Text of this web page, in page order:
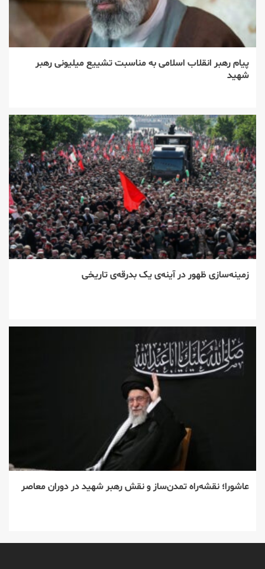
پیام رهبر انقلاب اسلامی به مناسبت تشییع میلیونی رهبر
شهید
زمینه‌سازی ظهور در آینه‌ی یک بدرقه‌ی تاریخی
عاشورا؛ نقشه‌راه تمدن‌ساز و نقش رهبر شهید در دوران معاصر